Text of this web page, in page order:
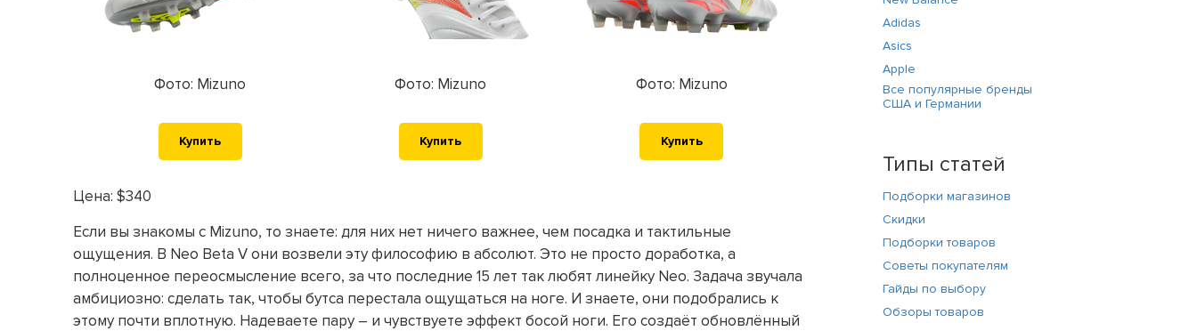
Фото: Mizuno Фото: Mizuno Фото: Mizuno
Купить Купить Купить
Цена: $340
Если вы знакомы с Mizuno, то знаете: для них нет ничего важнее, чем посадка и тактильные
ощущения. В Neo Beta V они возвели эту философию в абсолют. Это не просто доработка, а
полноценное переосмысление всего, за что последние 15 лет так любят линейку Neo. Задача звучала
амбициозно: сделать так, чтобы бутса перестала ощущаться на ноге. И знаете, они подобрались к
этому почти вплотную. Надеваете пару – и чувствуете эффект босой ноги. Его создаёт обновлённый
Adidas
Asics
Apple
Все популярные бренды
США и Германии
Типы статей
Подборки магазинов
Скидки
Подборки товаров
Советы покупателям
Гайды по выбору
Обзоры товаров